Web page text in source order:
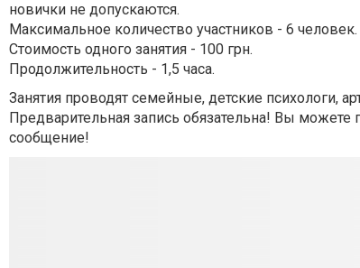
новички не допускаются.
Максимальное количество участников - 6 человек.
Стоимость одного занятия - 100 грн.
Продолжительность - 1,5 часа.
Занятия проводят семейные, детские психологи,
Предварительная запись обязательна! Вы можете
сообщение!